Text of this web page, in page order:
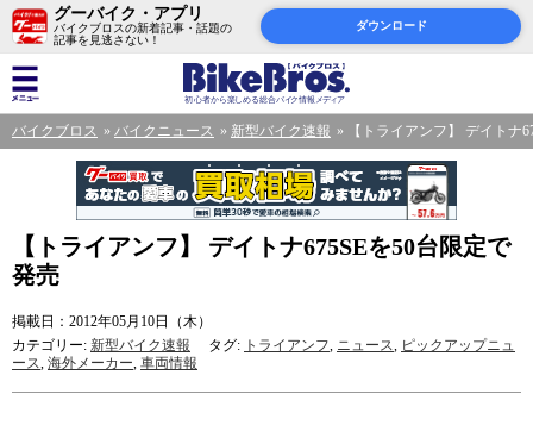
グーバイク・アプリ
バイクブロスの新着記事・話題の
記事を見逃さない！
ダウンロード
バイクブロス バイクニュース 新型バイク速報 【トライアンフ】 デイトナ
【トライアンフ】 デイトナ675SEを50台限定で
発売
掲載日：2012年05月10日（木）
カテゴリー: 新型バイク速報 タグ: トライアンフ, ニュース, ピックアップニュ
ース, 海外メーカー, 車両情報